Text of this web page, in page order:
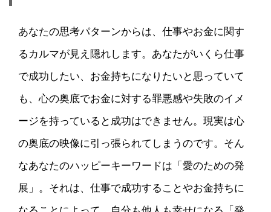
あなたの思考パターンからは、仕事やお金に関す
るカルマが見え隠れします。あなたがいくら仕事
で成功したい、お金持ちになりたいと思っていて
も、心の奥底でお金に対する罪悪感や失敗のイメ
ージを持っていると成功はできません。現実は心
の奥底の映像に引っ張られてしまうのです。そん
なあなたのハッピーキーワードは「愛のための発
展」。それは、仕事で成功することやお金持ちに